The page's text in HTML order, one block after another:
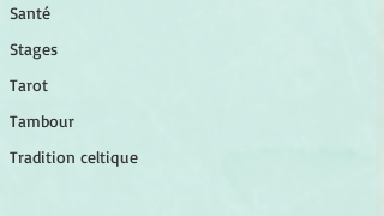
Santé
Stages
Tarot
Tambour
Tradition celtique